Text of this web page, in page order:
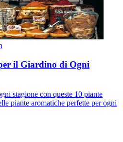
il Giardino di Ogni
stagione con queste 10 piante
piante aromatiche perfette per ogni